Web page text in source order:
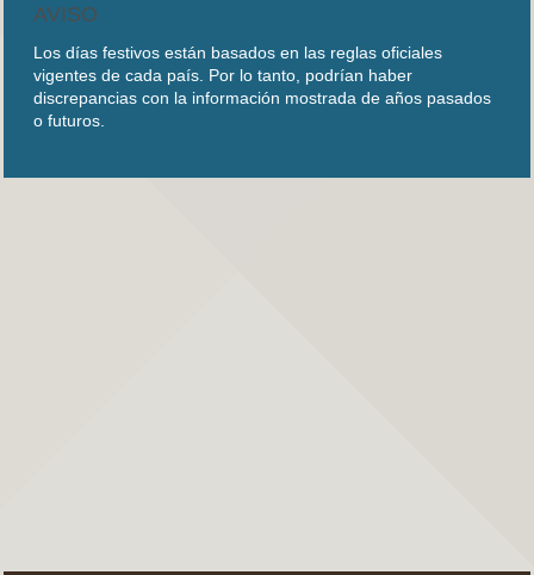
AVISO
Los días festivos están basados en las reglas oficiales
vigentes de cada país. Por lo tanto, podrían haber
discrepancias con la información mostrada de años pasados
o futuros.